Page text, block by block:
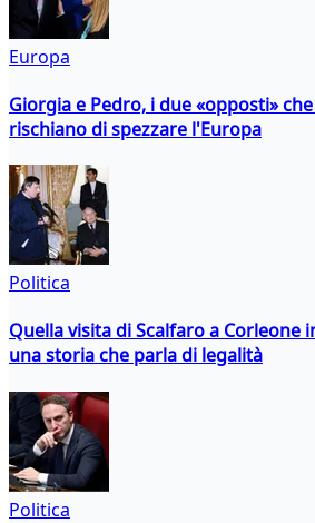
Europa
Giorgia e Pedro, i due «opposti»
rischiano di spezzare l'Europa
Politica
Quella visita di Scalfaro a Corleone
una storia che parla di legalità
Politica